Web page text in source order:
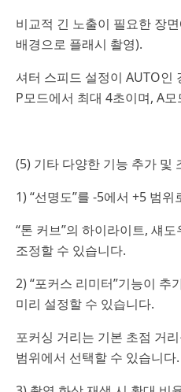
비교적 긴 노출이 필요한 장
배경으로 플래시 촬영).
셔터 스피드 설정이 AUTO인
P모드에서 최대 4초이며, A
(5) 기타 다양한 기능 추가 및
1) “선명도”를 -5에서 +5 범
“톤 커브”의 하이라이트, 섀
조정할 수 있습니다.
2) “포커스 리미터”기능이 추
미리 설정할 수 있습니다.
포커싱 거리는 기본 초점 거
범위에서 선택할 수 있습니다.